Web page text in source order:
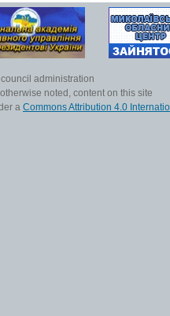
administration
noted, content on this site
a Commons Attribution 4.0